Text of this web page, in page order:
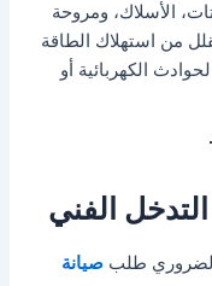
الأسلاك، ومروحة
من استهلاك الطاقة
الكهربائية أو
الفني
الضروري طلبصيانة